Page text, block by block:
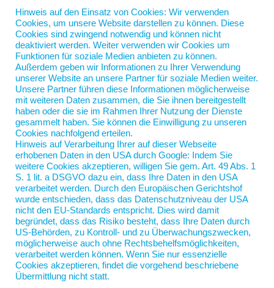
sechsten Nord-Coach Playlist tun. Älteres von Bowie
und UB40, Neueres von Dylan und Billie Eilish,
Selteneres von von eee gee und Francesco Gabbana.
Insgesamt 48 Songs für drei Stunden. Die man
natürlich auch nach Ostern hören kann.
https://open.spotify.com/playlist/6pOgO95QKnMRYZ
mYZqCOET?
si=d04ac8a94dc94527&pt=0f849e1c40f659e3aac259f
332dd42e6
Nord-Coach Jan Scherping
Jahnstraße 5
Hinweis auf den Einsatz von Cookies: Wir verwenden
Cookies, um unsere Website darstellen zu können. Diese
Cookies sind zwingend notwendig und können nicht
deaktiviert werden. Weiter verwenden wir Cookies um
Funktionen für soziale Medien anbieten zu können.
Außerdem geben wir Informationen zu Ihrer Verwendung
unserer Website an unsere Partner für soziale Medien weiter.
Unsere Partner führen diese Informationen möglicherweise
mit weiteren Daten zusammen, die Sie ihnen bereitgestellt
haben oder die sie im Rahmen Ihrer Nutzung der Dienste
gesammelt haben. Sie können die Einwilligung zu unseren
Cookies nachfolgend erteilen.
Hinweis auf Verarbeitung Ihrer auf dieser Webseite
erhobenen Daten in den USA durch Google: Indem Sie
weitere Cookies akzeptieren, willigen Sie gem. Art. 49 Abs. 1
S. 1 lit. a DSGVO dazu ein, dass Ihre Daten in den USA
verarbeitet werden. Durch den Europäischen Gerichtshof
wurde entschieden, dass das Datenschutzniveau der USA
nicht den EU-Standards entspricht. Dies wird damit
begründet, dass das Risiko besteht, dass Ihre Daten durch
US-Behörden, zu Kontroll- und zu Überwachungszwecken,
möglicherweise auch ohne Rechtsbehelfsmöglichkeiten,
verarbeitet werden können. Wenn Sie nur essenzielle
Cookies akzeptieren, findet die vorgehend beschriebene
Übermittlung nicht statt.